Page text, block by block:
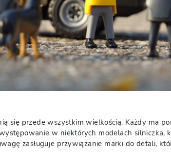
się przede wszystkim wielkością. Każdy ma
w niektórych modelach silniczka,
zasługuje przywiązanie marki do detali,